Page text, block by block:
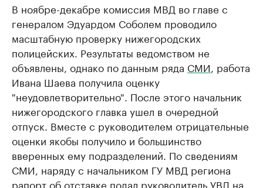
В ноябре-декабре комиссия МВД во главе с
генералом Эдуардом Соболем проводило
масштабную проверку нижегородских
полицейских. Результаты ведомством не
объявлены, однако по данным ряда СМИ, работа
Ивана Шаева получила оценку
"неудовлетворительно". После этого начальник
нижегородского главка ушел в очередной
отпуск. Вместе с руководителем отрицательные
оценки якобы получило и большинство
вверенных ему подразделений. По сведениям
СМИ, наряду с начальником ГУ МВД региона
рапорт об отставке подал руководитель УВД на